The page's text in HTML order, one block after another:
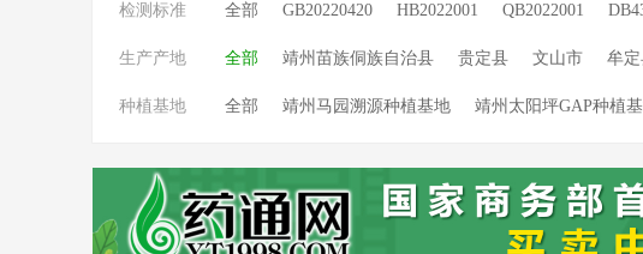
检测标准 全部 GB20220420 HB2022001 QB2022001
生产产地 全部 靖州苗族侗族自治县 贵定县 文山市 牟
种植基地 全部 靖州马园溯源种植基地 靖州太阳坪GAP种植
贵州黎平种植基地 云南文山